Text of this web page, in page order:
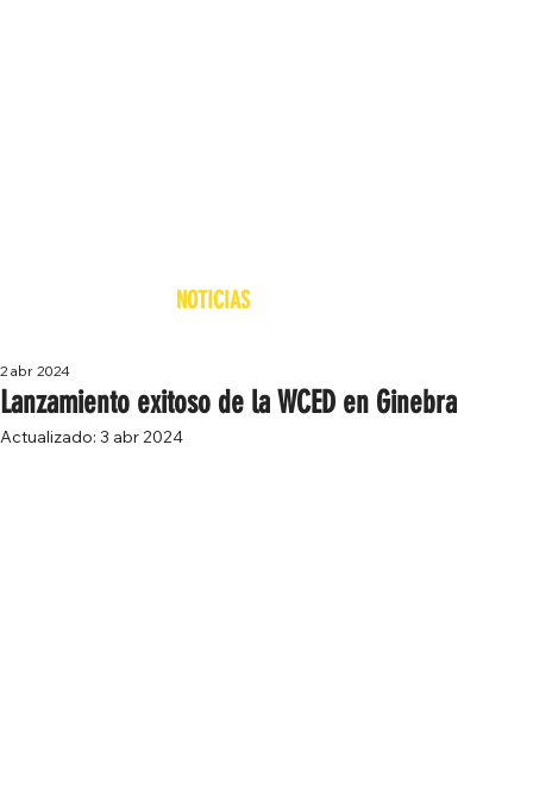
NOTICIAS
Lanzamiento exitoso de la WCED en Ginebra
2 abr 2024
Actualizado: 3 abr 2024